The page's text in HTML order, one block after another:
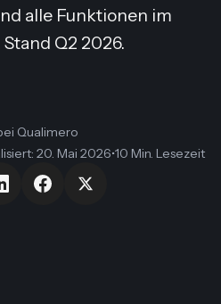
alle Funktionen im
Q2 2026.
Qualimero
: 20. Mai 2026•10 Min. Lesezeit